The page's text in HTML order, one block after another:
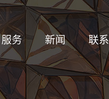
服务 新闻 联系